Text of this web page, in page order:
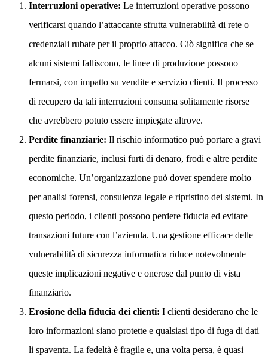
Interruzioni operative: Le interruzioni operative possono
verificarsi quando l’attaccante sfrutta vulnerabilità di rete o
credenziali rubate per il proprio attacco. Ciò significa che se
alcuni sistemi falliscono, le linee di produzione possono
fermarsi, con impatto su vendite e servizio clienti. Il processo
di recupero da tali interruzioni consuma solitamente risorse
che avrebbero potuto essere impiegate altrove.
Perdite finanziarie: Il rischio informatico può portare a gravi
perdite finanziarie, inclusi furti di denaro, frodi e altre perdite
economiche. Un’organizzazione può dover spendere molto
per analisi forensi, consulenza legale e ripristino dei sistemi. In
questo periodo, i clienti possono perdere fiducia ed evitare
transazioni future con l’azienda. Una gestione efficace delle
vulnerabilità di sicurezza informatica riduce notevolmente
queste implicazioni negative e onerose dal punto di vista
finanziario.
Erosione della fiducia dei clienti: I clienti desiderano che le
loro informazioni siano protette e qualsiasi tipo di fuga di dati
li spaventa. La fedeltà è fragile e, una volta persa, è quasi